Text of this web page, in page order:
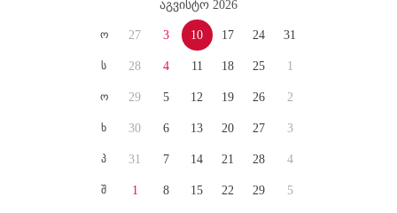
აგვისტო 2026
ო
ს
ო
ხ
პ
შ
27
28
29
30
31
1
3
4
5
6
7
8
10
11
12
13
14
15
17
18
19
20
21
22
24
25
26
27
28
29
31
1
2
3
4
5